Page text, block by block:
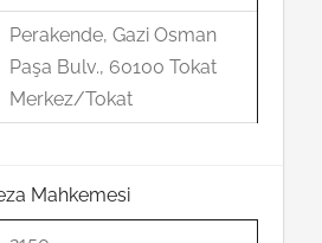
Perakende, Gazi Osman
Paşa Bulv., 60100 Tokat
Merkez/Tokat
Mahkemesi